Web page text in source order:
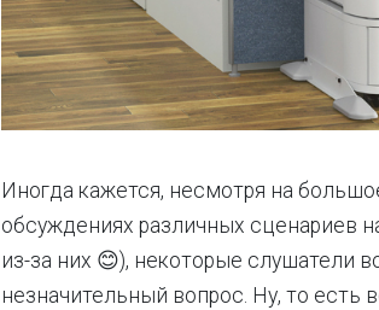
Иногда кажется, несмотря на
обсуждениях различных сценариев
из-за них 😊), некоторые слушатели
незначительный вопрос. Ну, то есть